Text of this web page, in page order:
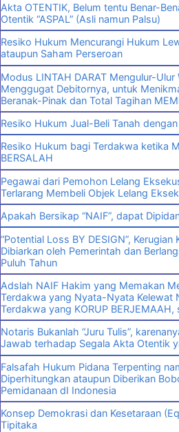
Akta OTENTIK, Belum tentu Benar-
Otentik “ASPAL” (Asli namun Palsu)
Resiko Hukum Mencurangi Hukum
ataupun Saham Perseroan
Modus LINTAH DARAT Mengulur-Ulur
Menggugat Debitornya, untuk
Beranak-Pinak dan Total Tagihan
Resiko Hukum Jual-Beli Tanah dengan
Resiko Hukum bagi Terdakwa ketika
BERSALAH
Pegawai dari Pemohon Lelang
Terlarang Membeli Objek Lelang
Apakah Bersikap “NAIF”, dapat
“Potential Loss BY DESIGN”,
Dibiarkan oleh Pemerintah dan
Puluh Tahun
Adslah NAIF Hakim yang Memakan
Terdakwa yang Nyata-Nyata Kelewat
Terdakwa yang KORUP BERJEMAAH,
Notaris Bukanlah “Juru Tulis”,
Jawab terhadap Segala Akta Otentik
Falsafah Hukum Pidana Terpenting
Diperhitungkan ataupun Diberikan
Pemidanaan dI Indonesia
Konsep Demokrasi dan Kesetaraan
Tipitaka